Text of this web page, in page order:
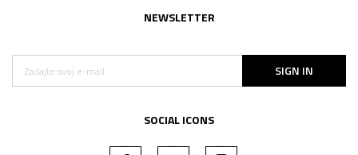
NEWSLETTER
SIGN IN
SOCIAL ICONS